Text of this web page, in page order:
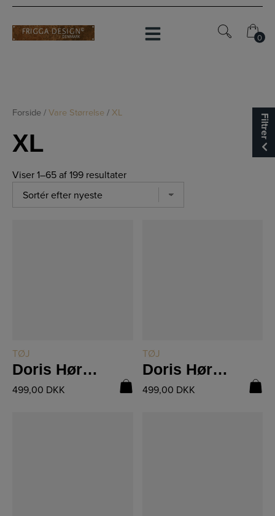
Hop
indholdet
0
0
Forside/Vare Størrelse/XL
XL
Viser 1–65 af 199 resultater
TØJ
Doris Hør Bluse Brun 8831-40
499,00 DKK
TØJ
Doris Hør Bluse Seasand 8831-40
499,00 DKK
Filtrer